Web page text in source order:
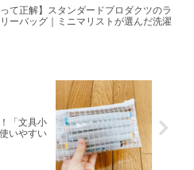
って正解】スタンダードプロダクツのラ
ーバッグ｜ミニマリストが選んだ洗濯
「文具小
いやすい